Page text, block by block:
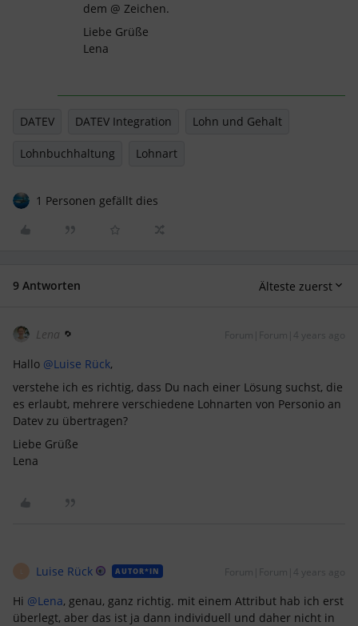
dem @ Zeichen.
Liebe Grüße
Lena
DATEV DATEV Integration Lohn und Gehalt
Lohnbuchhaltung Lohnart
1 Personen gefällt dies
9 Antworten Älteste zuerst
Lena Forum|Forum|4 years ago
Hallo @Luise Rück,
verstehe ich es richtig, dass Du nach einer Lösung suchst, die
es erlaubt, mehrere verschiedene Lohnarten von Personio an
Datev zu übertragen?
Liebe Grüße
Lena
Luise Rück AUTOR*IN Forum|Forum|4 years ago
Hi @Lena, genau, ganz richtig. mit einem Attribut hab ich erst
überlegt, aber das ist ja dann individuell und daher nicht in